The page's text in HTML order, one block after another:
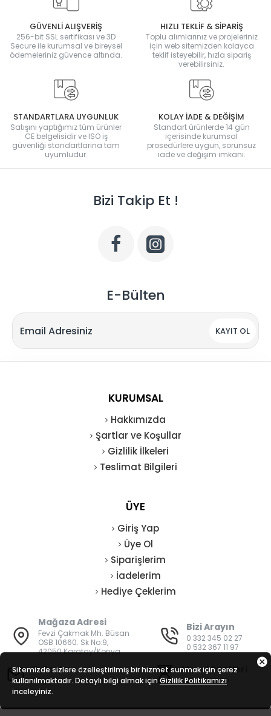
GÜVENLİ ALIŞVERİŞ
256-bit SSL sertifikası ve 3D
Secure ile kurumsal ve bireysel
ödemeleriniz güvence altında.
HIZLI TEKLİF & SİPARİŞ
Toplu alımlarınız ve projeleriniz
için web sitemizden kolayca
teklif isteyebilir, hızla sipariş
verebilirsiniz.
STANDARTLARA UYGUNLUK
Satışını yaptığımız tüm ürünler
CE belgelisidir ve ISO iş
güvenliği standartlarına tam
uyumludur.
KOLAY İADE & DEĞİŞİM
Standart ürünlerde 14 gün
içerisinde kurumsal
prosedürlere uygun, sorunsuz
iade ve değişim imkanı.
Bizi Takip Et !
E-Bülten
KAYIT OL
KURUMSAL
Hakkımızda
Şartlar ve Koşullar
Gizlilik İlkeleri
Teslimat Bilgileri
ÜYE
Giriş Yap
Üye Ol
Siparişlerim
İadelerim
Hediye Çeklerim
Mağaza Adresi
Fevzi Çakmak Mh. Büsan
OSB 10660. Sk No:9,
42050 Karatay/Konya
Bizi Arayın
0 332 345 02 27
0 532 367 11 97
E-Posta
bilgi@vatanisguvenligi.com
Mesai Saatleri
08:00 - 19:00
Sitemizde sizlere özelleştirilmiş bir hizmet sunmak için çerez
kullanılmaktadır. Detaylı bilgi almak için Gizlilik Politikamızı
inceleyiniz.